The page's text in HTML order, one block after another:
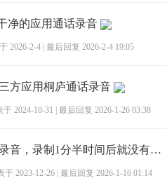
净的应用通话录音
2026-2-4 最后回复 2026-2-4 19:05
方应用桐庐通话录音
于 2024-10-31 最后回复 2026-1-26 03:38
[BUG]通话自动录音，录制1分半时间后就没有声音
于 2023-12-26 最后回复 2026-1-16 01:14